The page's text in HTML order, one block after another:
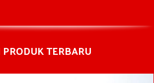
TERBARU